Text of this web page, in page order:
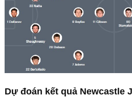
Dự đoán kết quả Newcastle